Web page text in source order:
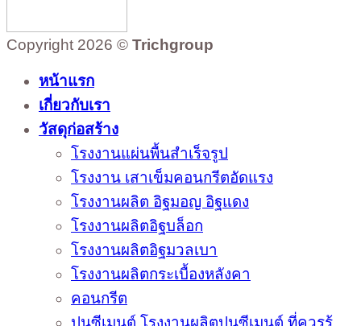
Copyright 2026 © Trichgroup
หน้าแรก
เกี่ยวกับเรา
วัสดุก่อสร้าง
โรงงานแผ่นพื้นสำเร็จรูป
โรงงาน เสาเข็มคอนกรีตอัดแรง
โรงงานผลิต อิฐมอญ อิฐแดง
โรงงานผลิตอิฐบล็อก
โรงงานผลิตอิฐมวลเบา
โรงงานผลิตกระเบื้องหลังคา
คอนกรีต